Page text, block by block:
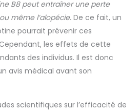
B8 peut entraîner une perte
même l’alopécie. De ce fait, un
pourrait prévenir ces
les effets de cette
des individus. Il est donc
avis médical avant son
scientifiques sur l’efficacité de